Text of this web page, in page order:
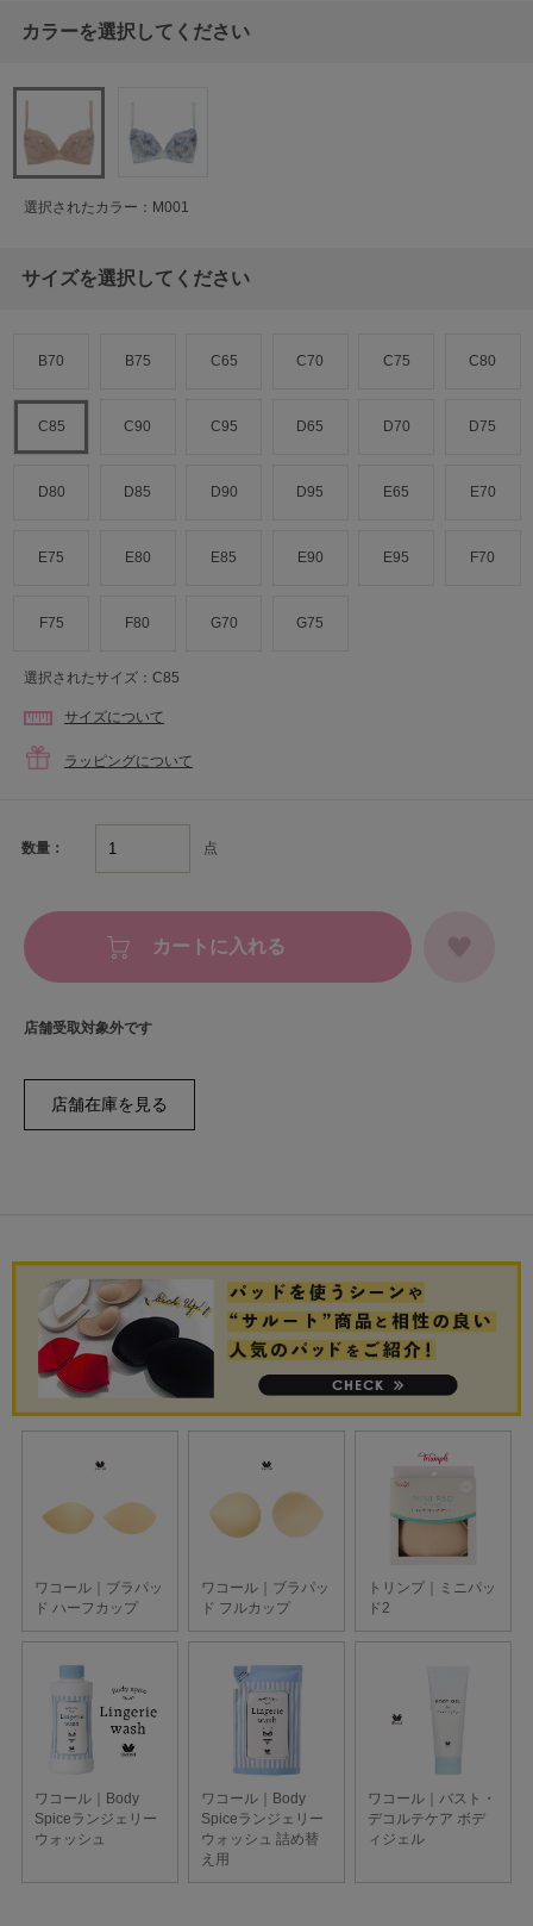
カラーを選択してください
選択されたカラー：M001
サイズを選択してください
B70 B75 C65 C70 C75 C80
C85 C90 C95 D65 D70 D75
D80 D85 D90 D95 E65 E70
E75 E80 E85 E90 E95 F70
F75 F80 G70 G75
選択されたサイズ：C85
サイズについて
ラッピングについて
数量： 点
カートに入れる
店舗受取対象外です